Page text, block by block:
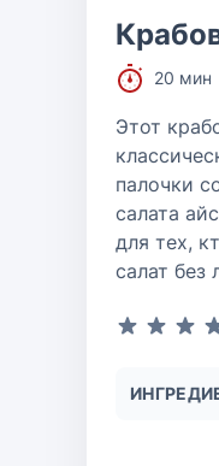
20 мин
Этот
палочки
салата
для тех,
салат без